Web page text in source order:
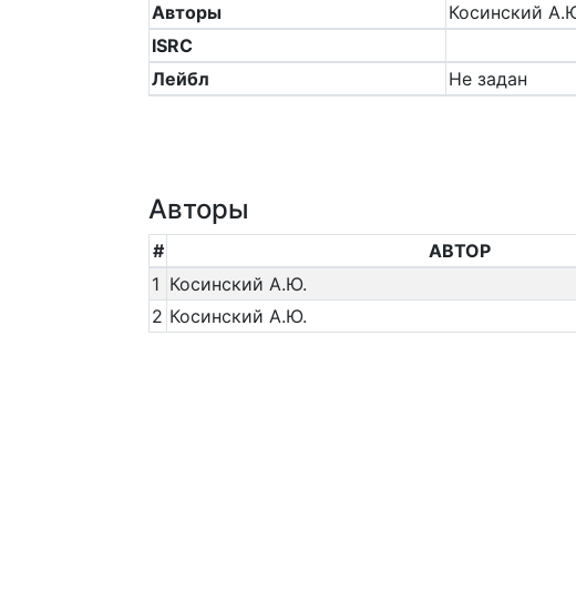
Авторы
Косинский
ISRC
Лейбл
Не задан
Авторы
# АВТОР
1 Косинский А.Ю.
2 Косинский А.Ю.